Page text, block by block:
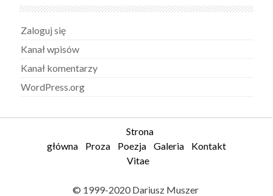
Zaloguj się
Kanał wpisów
Kanał komentarzy
WordPress.org
Strona
główna
Proza Poezja Galeria
Kontakt
Vitae
© 1999-2020 Dariusz Muszer